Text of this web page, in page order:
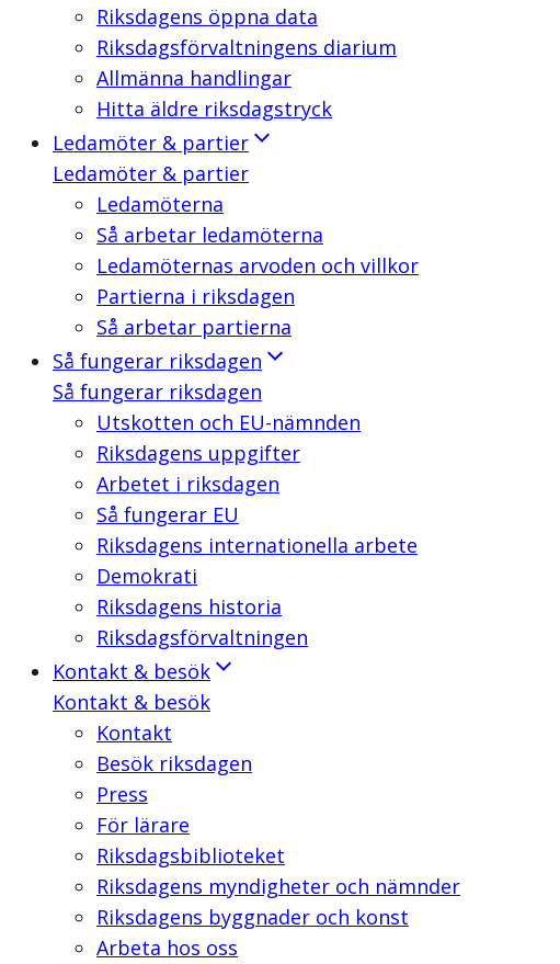
Riksdagens öppna data
Riksdagsförvaltningens diarium
Allmänna handlingar
Hitta äldre riksdagstryck
Ledamöter & partier
Ledamöter & partier
Ledamöterna
Så arbetar ledamöterna
Ledamöternas arvoden och villkor
Partierna i riksdagen
Så arbetar partierna
Så fungerar riksdagen
Så fungerar riksdagen
Utskotten och EU-nämnden
Riksdagens uppgifter
Arbetet i riksdagen
Så fungerar EU
Riksdagens internationella arbete
Demokrati
Riksdagens historia
Riksdagsförvaltningen
Kontakt & besök
Kontakt & besök
Kontakt
Besök riksdagen
Press
För lärare
Riksdagsbiblioteket
Riksdagens myndigheter och nämnder
Riksdagens byggnader och konst
Arbeta hos oss